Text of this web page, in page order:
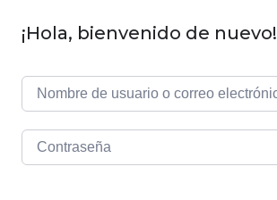
¡Hola, bienvenido de nuevo!